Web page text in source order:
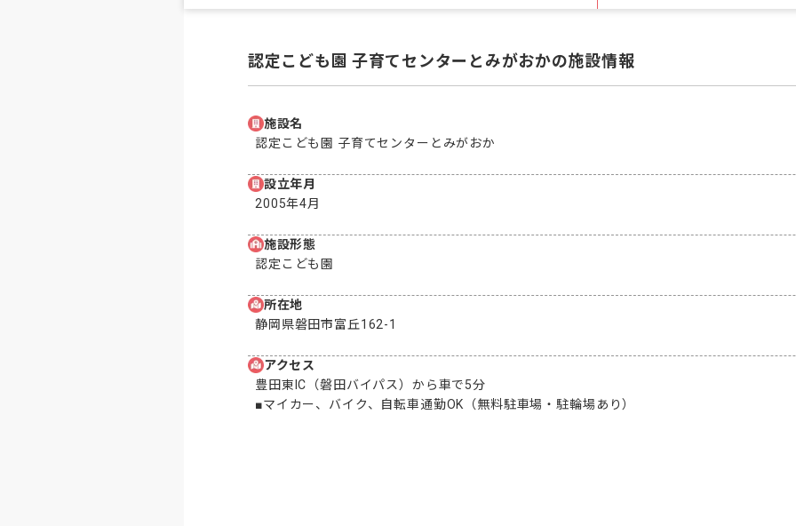
認定こども園 子育てセンターとみがおかの施設情報
施設名
認定こども園 子育てセンターとみがおか
設立年月
2005年4月
施設形態
認定こども園
所在地
静岡県磐田市富丘162-1
アクセス
豊田東IC（磐田バイパス）から車で5分
■マイカー、バイク、自転車通勤OK（無料駐車場・駐輪場あり）